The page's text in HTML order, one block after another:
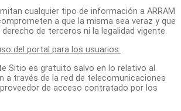
cualquier tipo de información a ARRAM
a que la misma sea veraz y que
de terceros ni la legalidad vigente.
del portal para los usuarios.
Sitio es gratuito salvo en lo relativo al
a través de la red de telecomunicaciones
de acceso contratado por los